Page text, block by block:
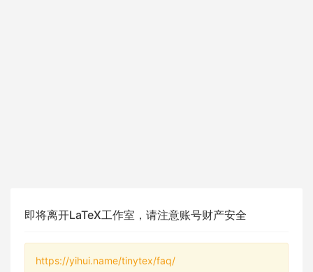
即将离开LaTeX工作室，请注意账号财产安全
https://yihui.name/tinytex/faq/